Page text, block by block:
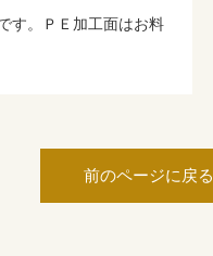
す。ＰＥ加工面はお料
前のページに戻る